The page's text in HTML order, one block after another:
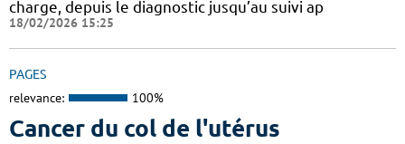
charge, depuis le diagnostic jusqu’au suivi ap
18/02/2026 15:25
PAGES
relevance: 100%
Cancer du col de l'utérus